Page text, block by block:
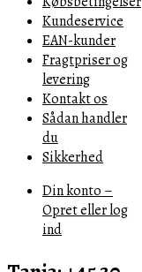
Kundeservice
EAN-kunder
Fragtpriser og
levering
Kontakt os
Sådan handler
du
Sikkerhed
Din konto –
Opret eller log
ind